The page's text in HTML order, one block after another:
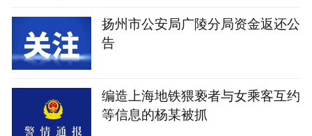
扬州市公安局广陵分局资金返还公
告
编造上海地铁猥亵者与女乘客互约
等信息的杨某被抓